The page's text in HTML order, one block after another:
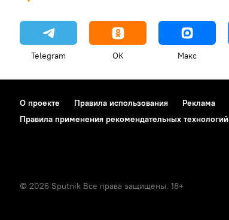
Telegram OK Макс
О проекте Правила использования Реклама
Правила применения рекомендательных технологий
© 2026 Sputnik Все права защищены. 18+